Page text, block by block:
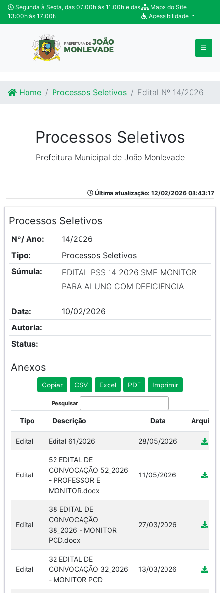
Ir para o conteúdo
Ir para o fim do conteúdo
Segunda à Sexta, das 07:00h às 11:00h e das
13:00h às 17:00h
Mapa do Site
Acessibilidade
Home Processos Seletivos Edital Nº 14/2026
Processos Seletivos
Prefeitura Municipal de João Monlevade
Última atualização: 12/02/2026 08:43:17
Processos Seletivos
Nº/ Ano:
14/2026
Tipo:
Processos Seletivos
Súmula:
EDITAL PSS 14 2026 SME MONITOR
PARA ALUNO COM DEFICIENCIA
Data:
10/02/2026
Autoria:
Status:
Anexos
Copiar CSV Excel PDF Imprimir
Pesquisar
Tipo Descrição Data Arquivo
Edital Edital 61/2026 28/05/2026
Edital
52 EDITAL DE
CONVOCAÇÃO 52_2026
- PROFESSOR E
MONITOR.docx
11/05/2026
Edital
38 EDITAL DE
CONVOCAÇÃO
38_2026 - MONITOR
PCD.docx
27/03/2026
Edital
32 EDITAL DE
CONVOCAÇÃO 32_2026
- MONITOR PCD
13/03/2026